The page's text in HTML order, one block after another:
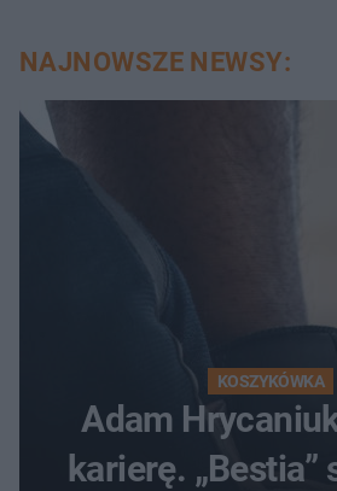
NAJNOWSZE NEWSY:
KOSZYKÓWKA
Adam
karierę. „Bestia”